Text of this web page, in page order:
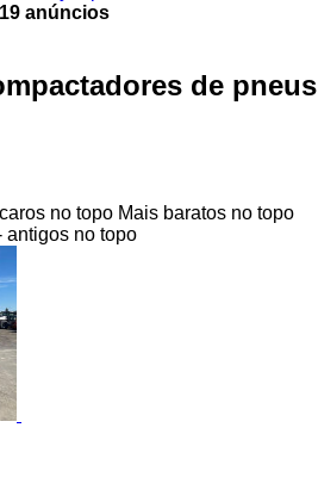
19 anúncios
de pneus
no topo Mais baratos no topo
antigos no topo